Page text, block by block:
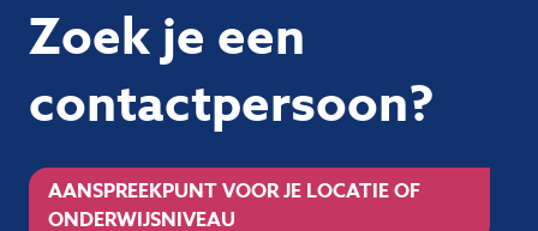
Zoek je een
contactpersoon?
AANSPREEKPUNT VOOR JE LOCATIE OF
ONDERWIJSNIVEAU